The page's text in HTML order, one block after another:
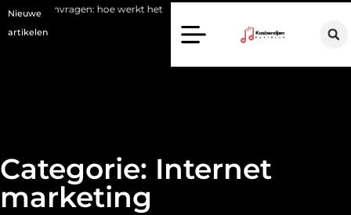
Nieuwe
artikelen
aanvragen: hoe werkt het
Categorie: Internet
marketing